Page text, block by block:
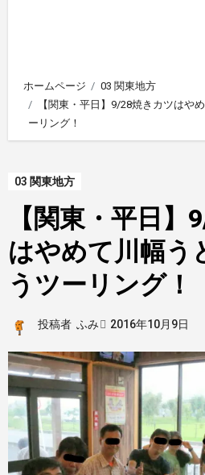
ホームページ
03 関東地方
【関東・平日】9/28焼きカツはや
ーリング！
03 関東地方
【関東・平日
はやめて川幅う
うツーリング！
投稿者 ふみ 2016年10月9日